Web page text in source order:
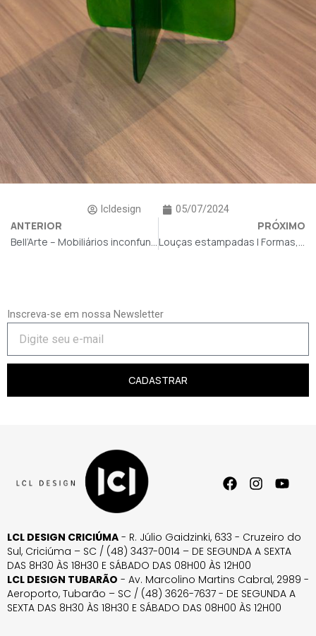
lcldesign 05/07/2024
ANTERIOR
Bell’Arte – Mobiliários inconfundíveis e contemporâneos
PRÓXIMO
Louças estampadas l Formas, estilos e dinamismo
Inscreva-se em nossa Newsletter
CADASTRAR
LCL DESIGN CRICIÚMA - R. Júlio Gaidzinki, 633 - Cruzeiro do
Sul, Criciúma – SC / (48) 3437-0014 – DE SEGUNDA A SEXTA
DAS 8H30 ÀS 18H30 E SÁBADO DAS 08H00 ÀS 12H00
LCL DESIGN TUBARÃO - Av. Marcolino Martins Cabral, 2989 -
Aeroporto, Tubarão – SC / (48) 3626-7637 - DE SEGUNDA A
SEXTA DAS 8H30 ÀS 18H30 E SÁBADO DAS 08H00 ÀS 12H00